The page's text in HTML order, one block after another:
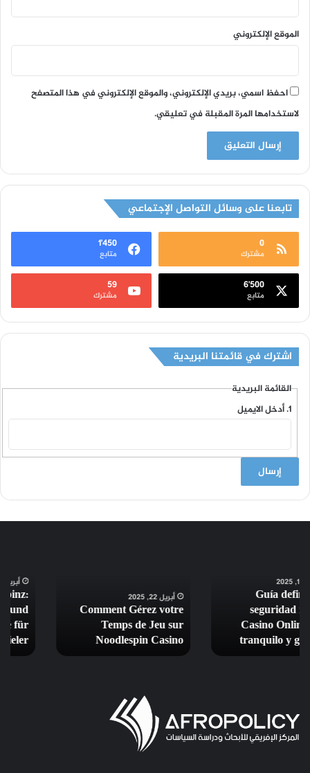
الموقع الإلكتروني
احفظ اسمي، بريدي الإلكتروني، والموقع الإلكتروني في هذا المتصفح
لاستخدامها المرة المقبلة في تعليقي.
تابعنا على وسائل التواصل الإجتماعي
0
مشترك
1٬450
متابع
6٬500
متابع
59
مشترك
اشترك في قائمتنا البريدية
القائمة البريدية
أدخل الايميل
votre
Temps
de
Jeu
sur
أبريل 22, 2025
Comment Gérez votre
Temps de Jeu sur
Noodlespin Casino
Slots
und
schnelle
Gewinne
Spieler
Candy Spinz:
Schnelllebige Slots und
schnelle Gewinne für
mobile Spieler